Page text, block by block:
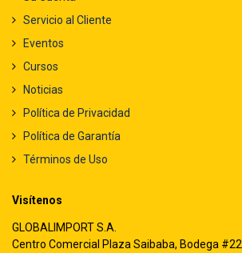
Servicio al Cliente
Eventos
Cursos
Noticias
Política de Privacidad
Política de Garantía
Términos de Uso
Visítenos
GLOBALIMPORT S.A.
Centro Comercial Plaza Saibaba, Bodega #22